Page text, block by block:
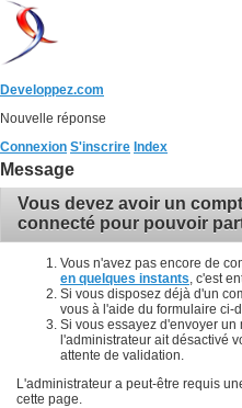
Developpez.com
Nouvelle réponse
Connexion S'inscrire Index
Message
Vous devez avoir un
connecté pour pouvoir
Vous n'avez pas encore de
en quelques instants , c'est
Si vous disposez déjà d'un
vous à l'aide du formulaire ci-
Si vous essayez d'envoyer
l'administrateur ait désactivé
attente de validation.
L'administrateur a peut-être requis
cette page.